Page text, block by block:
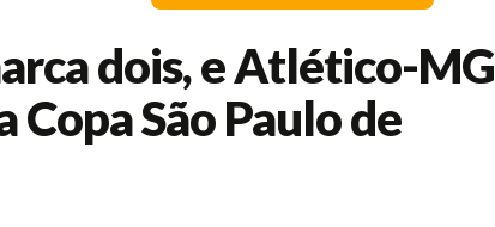
dois, e Atlético-MG
Copa São Paulo de